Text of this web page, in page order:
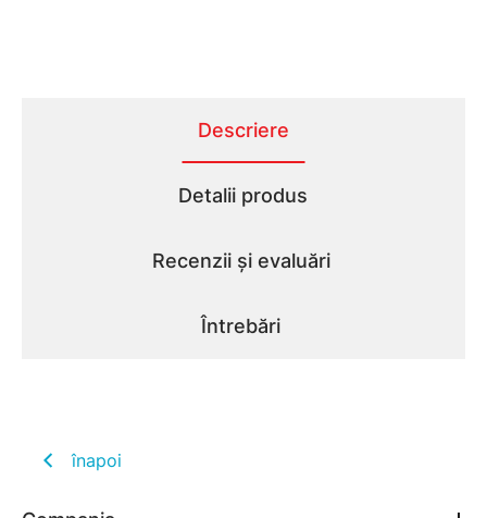
Descriere
Detalii produs
Recenzii și evaluări
Întrebări
înapoi